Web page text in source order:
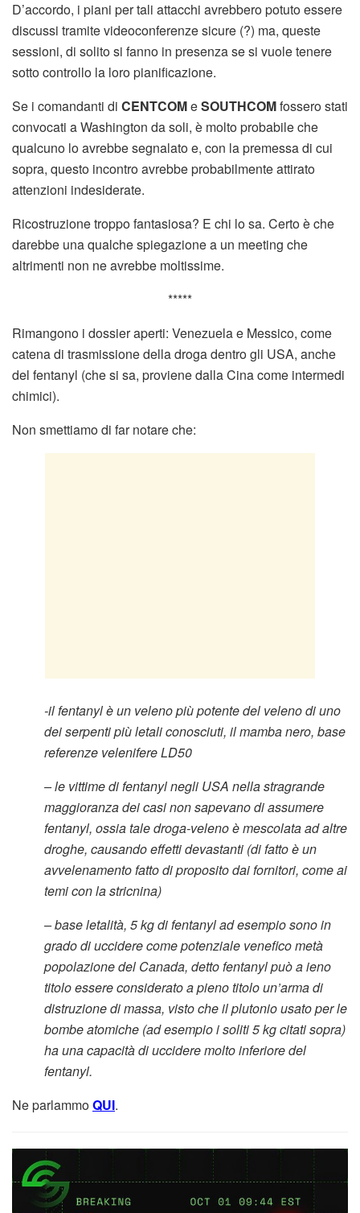
D’accordo, i piani per tali attacchi avrebbero potuto essere
discussi tramite videoconferenze sicure (?) ma, queste
sessioni, di solito si fanno in presenza se si vuole tenere
sotto controllo la loro pianificazione.
Se i comandanti di CENTCOMeSOUTHCOMfossero stati
convocati a Washington da soli, è molto probabile che
qualcuno lo avrebbe segnalato e, con la premessa di cui
sopra, questo incontro avrebbe probabilmente attirato
attenzioni indesiderate.
Ricostruzione troppo fantasiosa? E chi lo sa. Certo è che
darebbe una qualche spiegazione a un meeting che
altrimenti non ne avrebbe moltissime.
*****
Rimangono i dossier aperti: Venezuela e Messico, come
catena di trasmissione della droga dentro gli USA, anche
del fentanyl (che si sa, proviene dalla Cina come intermedi
chimici).
Non smettiamo di far notare che:
-il fentanyl è un veleno più potente del veleno di uno
dei serpenti più letali conosciuti, il mamba nero, base
referenze velenifere LD50
– le vittime di fentanyl negli USA nella stragrande
maggioranza dei casi non sapevano di assumere
fentanyl, ossia tale droga-veleno è mescolata ad altre
droghe, causando effetti devastanti (di fatto è un
avvelenamento fatto di proposito dai fornitori, come ai
temi con la stricnina)
– base letalità, 5 kg di fentanyl ad esempio sono in
grado di uccidere come potenziale venefico metà
popolazione del Canada, detto fentanyl può a ieno
titolo essere considerato a pieno titolo un’arma di
distruzione di massa, visto che il plutonio usato per le
bombe atomiche (ad esempio i soliti 5 kg citati sopra)
ha una capacità di uccidere molto inferiore del
fentanyl.
Ne parlammoQUI.